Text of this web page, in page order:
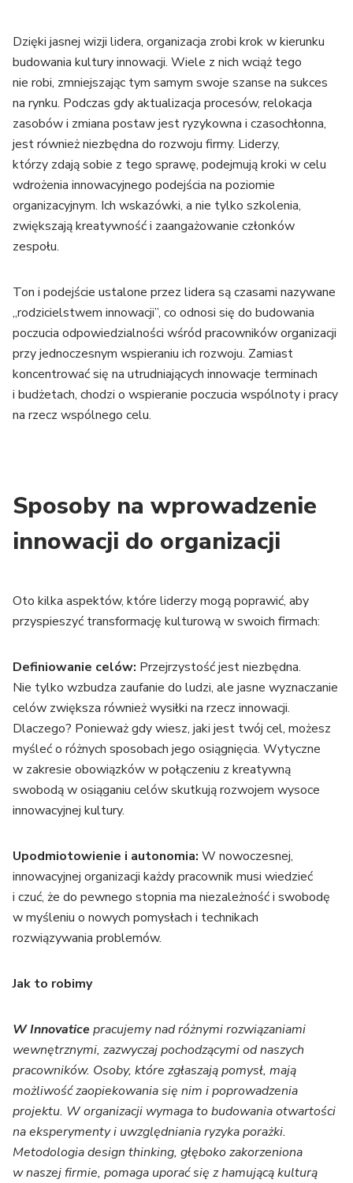
Dzięki jasnej wizji lidera, organizacja zrobi krok w kierunku
budowania kultury innowacji. Wiele z nich wciąż tego
nie robi, zmniejszając tym samym swoje szanse na sukces
na rynku. Podczas gdy aktualizacja procesów, relokacja
zasobów i zmiana postaw jest ryzykowna i czasochłonna,
jest również niezbędna do rozwoju firmy. Liderzy,
którzy zdają sobie z tego sprawę, podejmują kroki w celu
wdrożenia innowacyjnego podejścia na poziomie
organizacyjnym. Ich wskazówki, a nie tylko szkolenia,
zwiększają kreatywność i zaangażowanie członków
zespołu.
Ton i podejście ustalone przez lidera są czasami nazywane
„rodzicielstwem innowacji”, co odnosi się do budowania
poczucia odpowiedzialności wśród pracowników organizacji
przy jednoczesnym wspieraniu ich rozwoju. Zamiast
koncentrować się na utrudniających innowacje terminach
i budżetach, chodzi o wspieranie poczucia wspólnoty i pracy
na rzecz wspólnego celu.
Sposoby na wprowadzenie
innowacji do organizacji
Oto kilka aspektów, które liderzy mogą poprawić, aby
przyspieszyć transformację kulturową w swoich firmach:
Definiowanie celów: Przejrzystość jest niezbędna.
Nie tylko wzbudza zaufanie do ludzi, ale jasne wyznaczanie
celów zwiększa również wysiłki na rzecz innowacji.
Dlaczego? Ponieważ gdy wiesz, jaki jest twój cel, możesz
myśleć o różnych sposobach jego osiągnięcia. Wytyczne
w zakresie obowiązków w połączeniu z kreatywną
swobodą w osiąganiu celów skutkują rozwojem wysoce
innowacyjnej kultury.
Upodmiotowienie i autonomia: W nowoczesnej,
innowacyjnej organizacji każdy pracownik musi wiedzieć
i czuć, że do pewnego stopnia ma niezależność i swobodę
w myśleniu o nowych pomysłach i technikach
rozwiązywania problemów.
Jak to robimy
W Innovaticepracujemy nad różnymi rozwiązaniami
wewnętrznymi, zazwyczaj pochodzącymi od naszych
pracowników. Osoby, które zgłaszają pomysł, mają
możliwość zaopiekowania się nim i poprowadzenia
projektu. W organizacji wymaga to budowania otwartości
na eksperymenty i uwzględniania ryzyka porażki.
Metodologia design thinking, głęboko zakorzeniona
w naszej firmie, pomaga uporać się z hamującą kulturą